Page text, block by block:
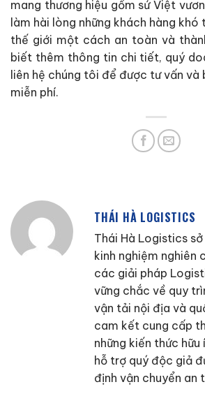
mang thương hiệu gốm sứ Việt
làm hài lòng những khách hàng
thế giới một cách an toàn và
biết thêm thông tin chi tiết, quý
liên hệ chúng tôi để được tư vấn
miễn phí.
THÁI HÀ LOGISTICS
Thái Hà Logistics sở
kinh nghiệm nghiên
các giải pháp
vững chắc về quy
vận tải nội địa và
cam kết cung cấp
những kiến thức
hỗ trợ quý độc giả
định vận chuyển an